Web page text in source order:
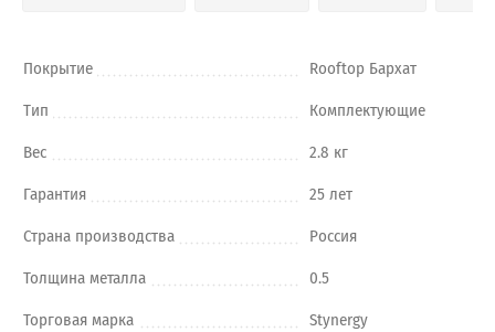
Покрытие Rooftop Бархат
Тип Комплектующие
Вес 2.8 кг
Гарантия 25 лет
Страна производства Россия
Толщина металла 0.5
Торговая марка Stynergy